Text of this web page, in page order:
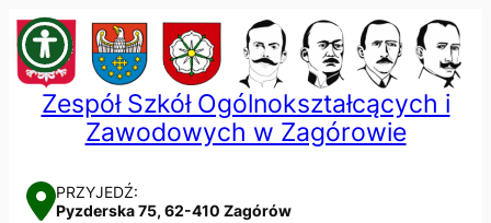
Przejdź
do
treści
Zespół Szkół Ogólnokształcących i
Zawodowych w Zagórowie
PRZYJEDŹ:
Pyzderska 75, 62-410 Zagórów